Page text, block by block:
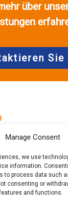
Manage Consent
we use
information.
to process data such
consenting or
and functions.
über
Sie